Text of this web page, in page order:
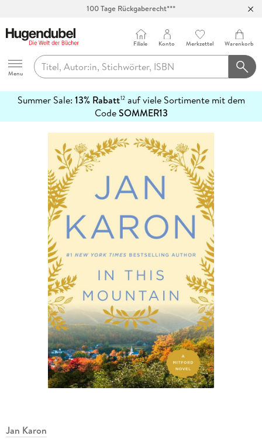
100 Tage Rückgaberecht***
Hugendubel
Menu
Filiale Konto Merkzettel Warenkorb
Summer Sale: 13% Rabatt12auf viele Sortimente mit dem
CodeSOMMER13
erfahren
Jan Karon